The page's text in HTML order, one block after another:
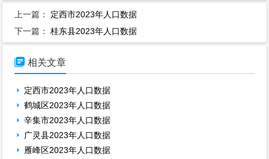
上一篇： 定西市2023年人口数据
下一篇：桂东县2023年人口数据
 相关文章
定西市2023年人口数据
鹤城区2023年人口数据
辛集市2023年人口数据
广灵县2023年人口数据
雁峰区2023年人口数据